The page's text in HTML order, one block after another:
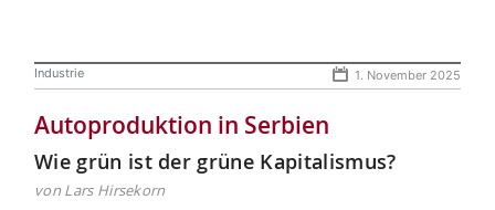
Industrie 1. November 2025
Autoproduktion in Serbien
Wie grün ist der grüne Kapitalismus?
von Lars Hirsekorn